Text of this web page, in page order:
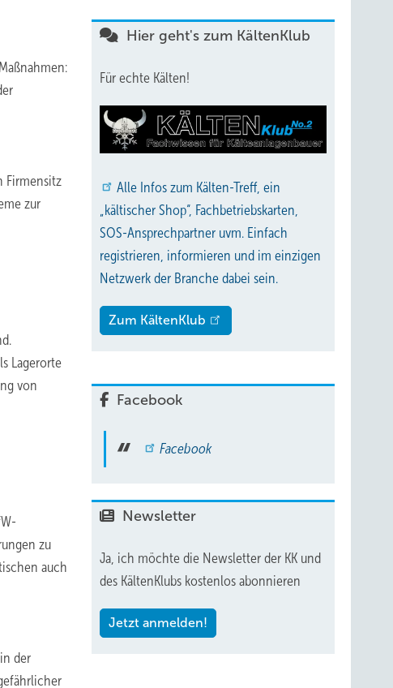
Firmensitz
zur
Lagerorte
von
zu
auch
der
Hier geht's zum KältenKlub
Für echte Kälten!
Alle Infos zum Kälten-Treff, ein
„kältischer Shop“, Fachbetriebskarten,
SOS-Ansprechpartner uvm. Einfach
registrieren, informieren und im einzigen
Netzwerk der Branche dabei sein.
Zum KältenKlub
Facebook
Facebook
Newsletter
Ja, ich möchte die Newsletter der KK und
des KältenKlubs kostenlos abonnieren
Jetzt anmelden!